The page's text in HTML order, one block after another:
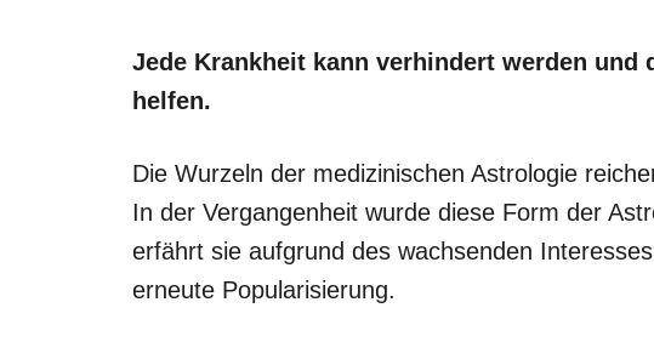
Jede Krankheit kann verhindert werden und
helfen.
Die Wurzeln der medizinischen Astrologie
In der Vergangenheit wurde diese Form der
erfährt sie aufgrund des wachsenden
erneute Popularisierung.